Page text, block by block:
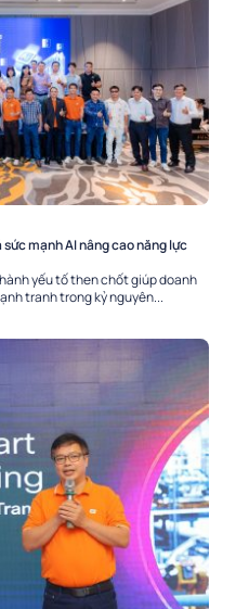
mạnh AI nâng cao năng lực
yếu tố then chốt giúp doanh
tranh trong kỷ nguyên...